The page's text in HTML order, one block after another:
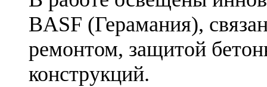
BASF (Герамания),
ремонтом, защитой
конструкций.